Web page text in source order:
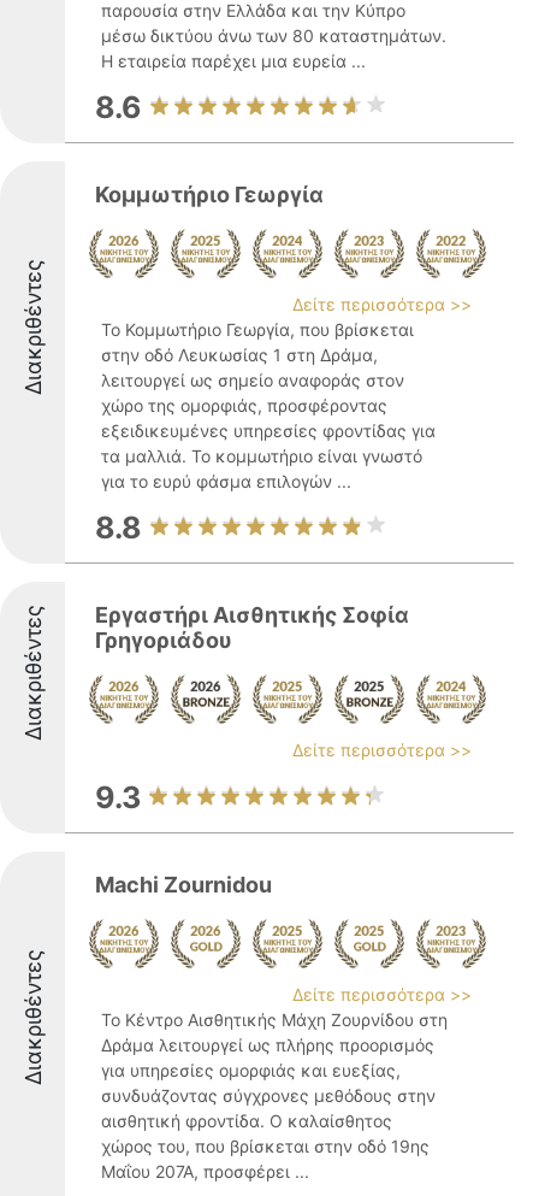
παρουσία στην Ελλάδα και την Κύπρο
μέσω δικτύου άνω των 80 καταστημάτων.
Η εταιρεία παρέχει μια ευρεία ...
8.6
Διακριθέντες
Κομμωτήριο Γεωργία
Δείτε περισσότερα >>
Το Κομμωτήριο Γεωργία, που βρίσκεται
στην οδό Λευκωσίας 1 στη Δράμα,
λειτουργεί ως σημείο αναφοράς στον
χώρο της ομορφιάς, προσφέροντας
εξειδικευμένες υπηρεσίες φροντίδας για
τα μαλλιά. Το κομμωτήριο είναι γνωστό
για το ευρύ φάσμα επιλογών ...
8.8
Διακριθέντες
Εργαστήρι Αισθητικής Σοφία
Γρηγοριάδου
Δείτε περισσότερα >>
9.3
Διακριθέντες
Machi Zournidou
Δείτε περισσότερα >>
Το Κέντρο Αισθητικής Μάχη Ζουρνίδου στη
Δράμα λειτουργεί ως πλήρης προορισμός
για υπηρεσίες ομορφιάς και ευεξίας,
συνδυάζοντας σύγχρονες μεθόδους στην
αισθητική φροντίδα. Ο καλαίσθητος
χώρος του, που βρίσκεται στην οδό 19ης
Μαΐου 207Α, προσφέρει ...